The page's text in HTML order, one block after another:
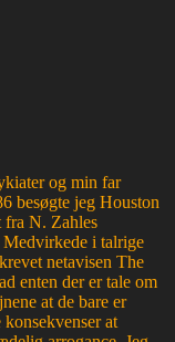
og min far
besøgte jeg Houston
fra N. Zahles
i talrige
netavisen The
enten der er tale om
at de bare er
at